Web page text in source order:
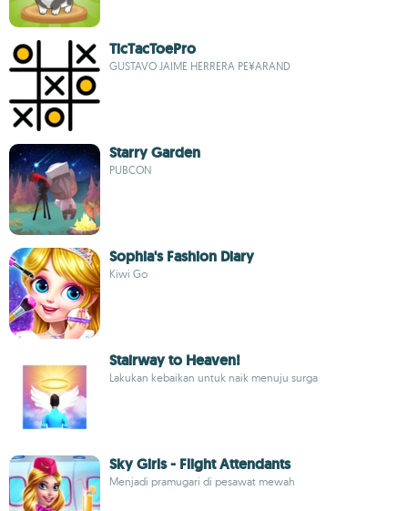
TicTacToePro
GUSTAVO JAIME HERRERA PE¥ARAND
Starry Garden
PUBCON
Sophia's Fashion Diary
Kiwi Go
Stairway to Heaven!
Lakukan kebaikan untuk naik menuju surga
Sky Girls - Flight Attendants
Menjadi pramugari di pesawat mewah